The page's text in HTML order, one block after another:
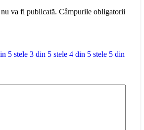
va fi publicată. Câmpurile obligatorii
5 stele 3 din 5 stele 4 din 5 stele 5 din